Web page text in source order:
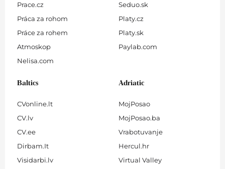
Prace.cz
Práca za rohom
Práce za rohem
Atmoskop
Nelisa.com
Seduo.sk
Platy.cz
Platy.sk
Paylab.com
Baltics
CVonline.lt
CV.lv
CV.ee
Dirbam.It
Visidarbi.lv
Adriatic
MojPosao
MojPosao.ba
Vrabotuvanje
Hercul.hr
Virtual Valley